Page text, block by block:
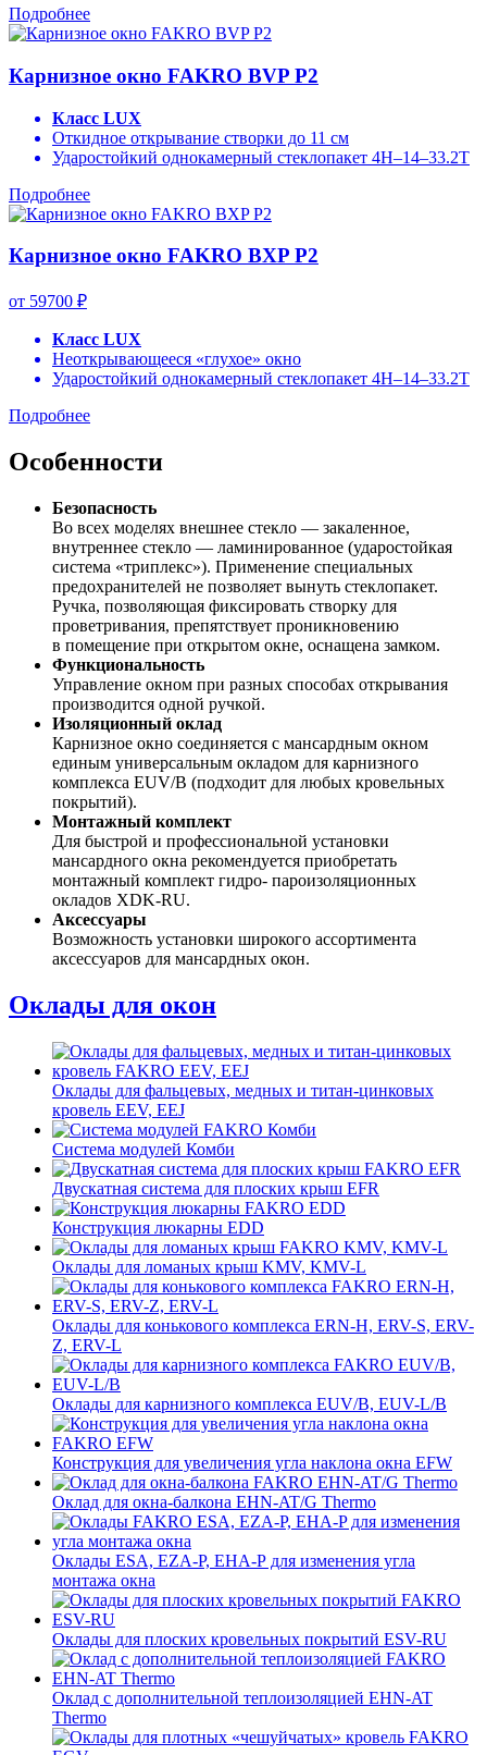
Подробнее
Карнизное окно FAKRO BVP Р2
Класс LUX
Откидное открывание створки до 11 см
Ударостойкий однокамерный стеклопакет 4H–14–33.2T
Подробнее
Карнизное окно FAKRO BXP Р2
от 59700 ₽
Класс LUX
Неоткрывающееся «глухое» окно
Ударостойкий однокамерный стеклопакет 4H–14–33.2T
Подробнее
Особенности
Безопасность
Во всех моделях внешнее стекло — закаленное,
внутреннее стекло — ламинированное (ударостойкая
система «триплекс»). Применение специальных
предохранителей не позволяет вынуть стеклопакет.
Ручка, позволяющая фиксировать створку для
проветривания, препятствует проникновению
в помещение при открытом окне, оснащена замком.
Функциональность
Управление окном при разных способах открывания
производится одной ручкой.
Изоляционный оклад
Карнизное окно соединяется с мансардным окном
единым универсальным окладом для карнизного
комплекса EUV/B (подходит для любых кровельных
покрытий).
Монтажный комплект
Для быстрой и профессиональной установки
мансардного окна рекомендуется приобретать
монтажный комплект гидро- пароизоляционных
окладов XDK-RU.
Аксессуары
Возможность установки широкого ассортимента
аксессуаров для мансардных окон.
Оклады для окон
Оклады для фальцевых, медных и титан-цинковых
кровель EEV, EEJ
Система модулей Комби
Двускатная система для плоских крыш EFR
Конструкция люкарны EDD
Оклады для ломаных крыш KMV, KMV-L
Оклады для конькового комплекса ERN-H, ERV-S, ERV-
Z, ERV-L
Оклады для карнизного комплекса EUV/B, EUV-L/B
Конструкция для увеличения угла наклона окна EFW
Оклад для окна-балкона EHN-AT/G Thermo
Оклады ESA, EZA-P, EHA-P для изменения угла
монтажа окна
Оклады для плоских кровельных покрытий ESV-RU
Оклад с дополнительной теплоизоляцией EHN-AT
Thermo